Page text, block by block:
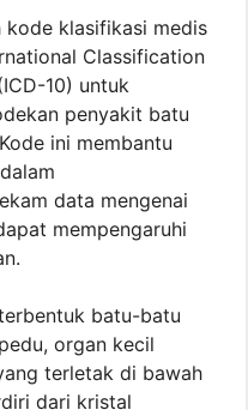
kode klasifikasi medis
Classification
10) untuk
penyakit batu
ini membantu
data mengenai
mempengaruhi
batu-batu
organ kecil
terletak di bawah
dari kristal